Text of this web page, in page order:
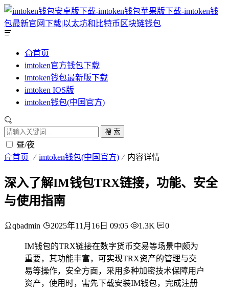
首页
imtoken官方钱包下载
imtoken钱包最新版下载
imtoken IOS版
imtoken钱包(中国官方)
搜 索
昼/夜
首页 imtoken钱包(中国官方) 内容详情
深入了解IM钱包TRX链接，功能、安全
与使用指南
qbadmin 2025年11月16日 09:05 1.3K 0
IM钱包的TRX链接在数字货币交易等场景中颇为
重要，其功能丰富，可实现TRX资产的管理与交
易等操作，安全方面，采用多种加密技术保障用户
资产，使用时，需先下载安装IM钱包，完成注册